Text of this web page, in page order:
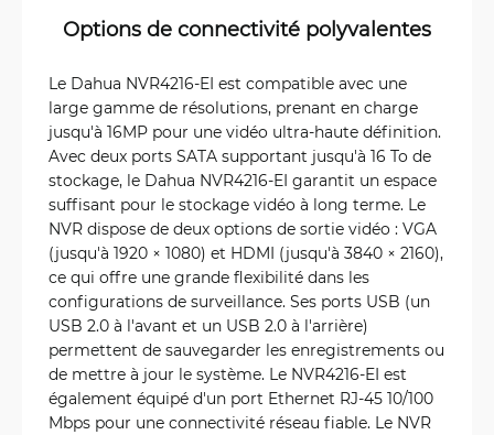
Options de connectivité polyvalentes
Le Dahua NVR4216-EI est compatible avec une
large gamme de résolutions, prenant en charge
jusqu'à 16MP pour une vidéo ultra-haute définition.
Avec deux ports SATA supportant jusqu'à 16 To de
stockage, le Dahua NVR4216-EI garantit un espace
suffisant pour le stockage vidéo à long terme. Le
NVR dispose de deux options de sortie vidéo : VGA
(jusqu'à 1920 × 1080) et HDMI (jusqu'à 3840 × 2160),
ce qui offre une grande flexibilité dans les
configurations de surveillance. Ses ports USB (un
USB 2.0 à l'avant et un USB 2.0 à l'arrière)
permettent de sauvegarder les enregistrements ou
de mettre à jour le système. Le NVR4216-EI est
également équipé d'un port Ethernet RJ-45 10/100
Mbps pour une connectivité réseau fiable. Le NVR